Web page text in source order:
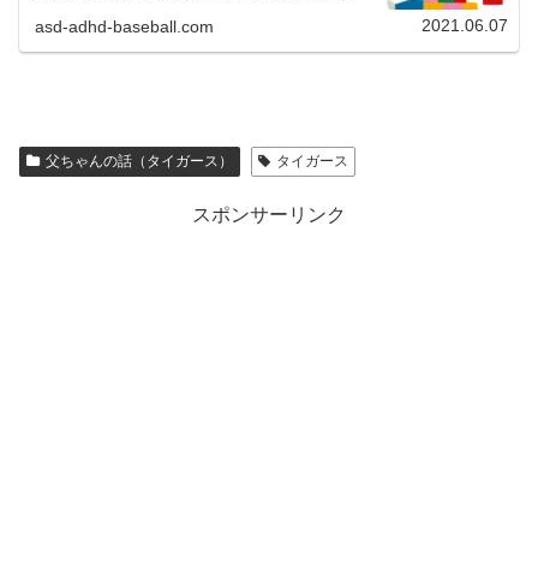
なんだかんだで、うちの...
asd-adhd-baseball.com 2021.06.07
父ちゃんの話（タイガース） タイガース
スポンサーリンク